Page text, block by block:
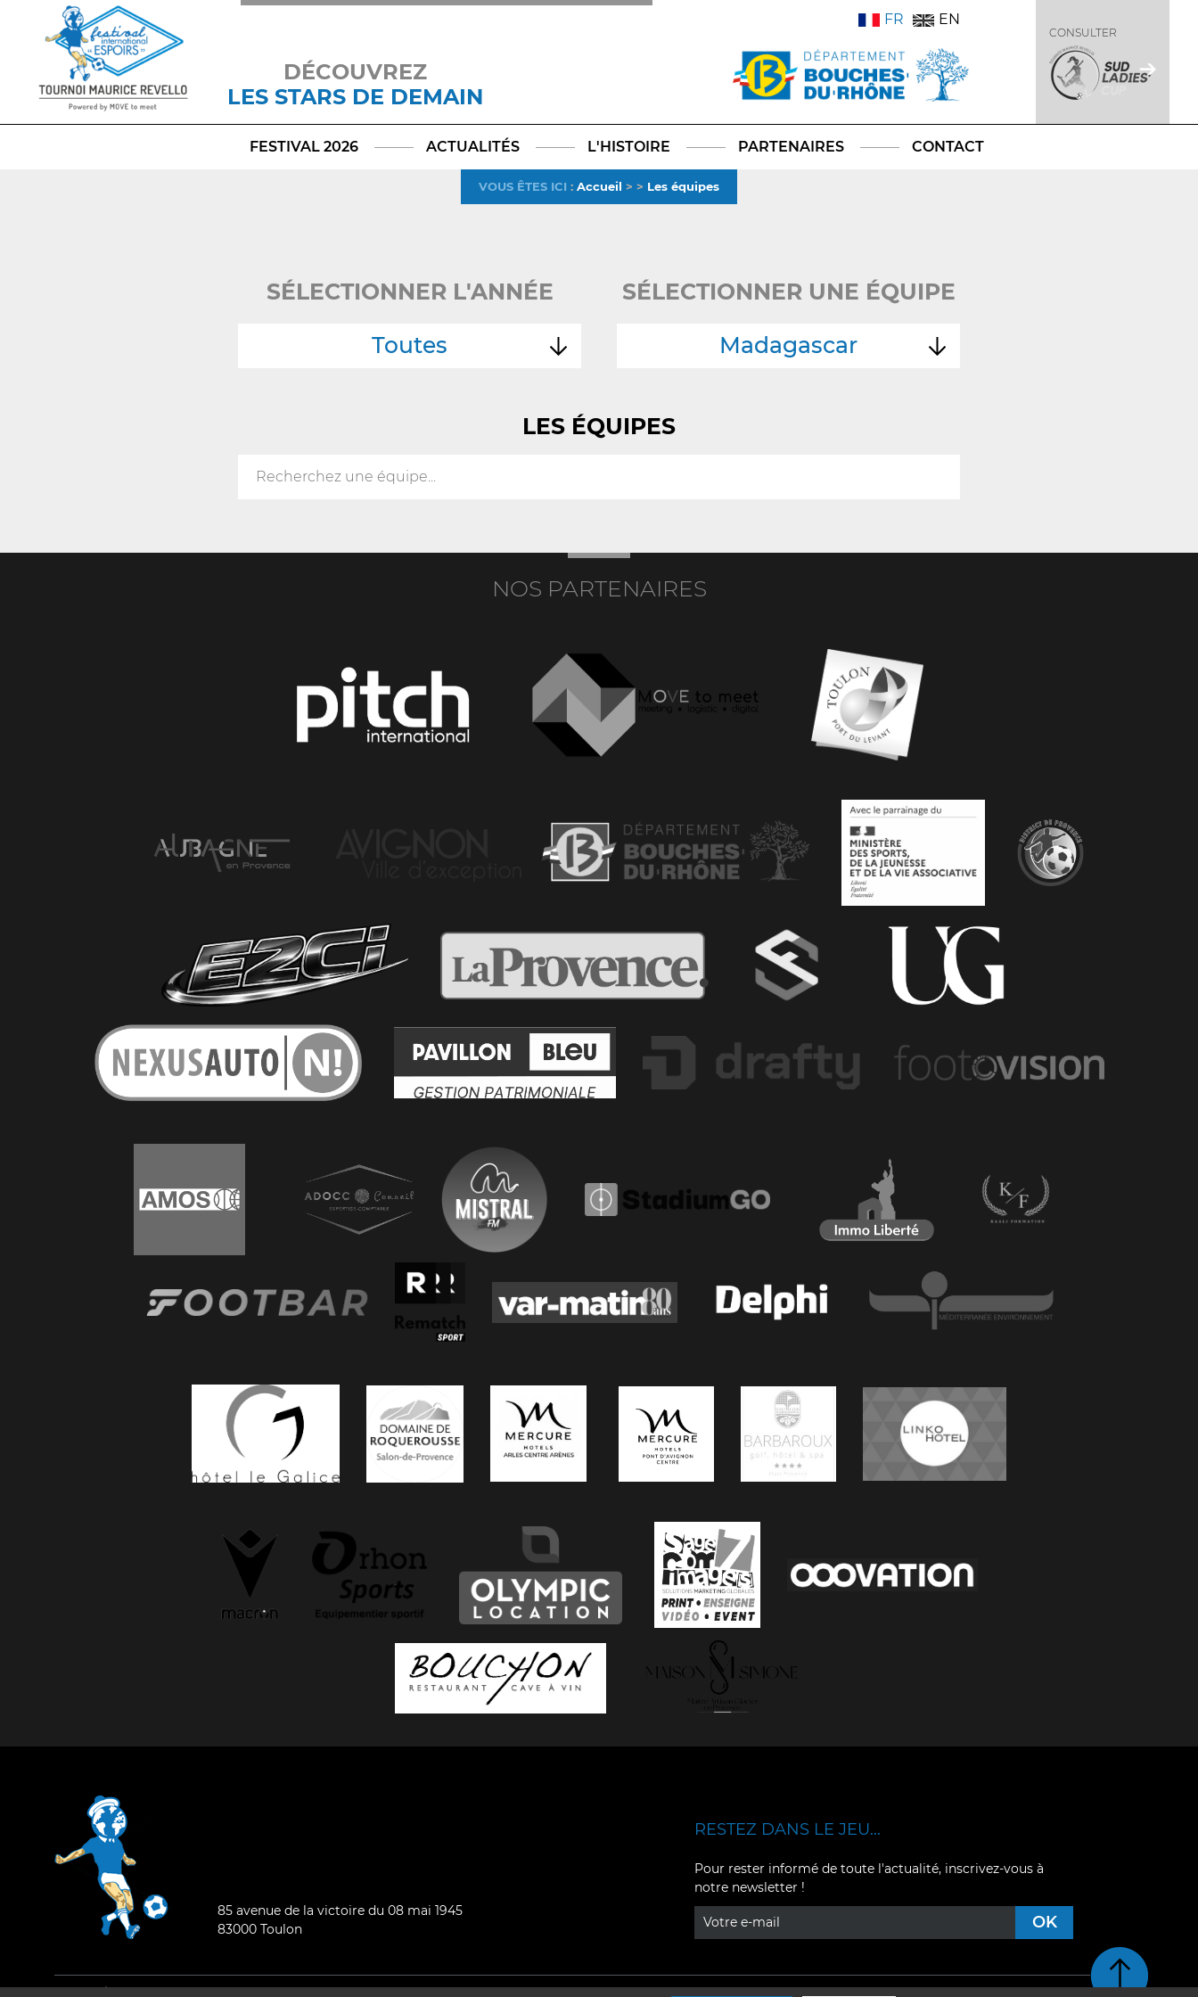
DÉCOUVREZ
LES STARS DE DEMAIN
TikTokLinkedIn
X
FR EN
CONSULTER
FESTIVAL 2026 ACTUALITÉS L'HISTOIRE PARTENAIRES CONTACT
VOUS ÊTES ICI : Accueil > > Les équipes
SÉLECTIONNER L'ANNÉE
Toutes
SÉLECTIONNER UNE ÉQUIPE
Madagascar
LES ÉQUIPES
NOS PARTENAIRES
85 avenue de la victoire du 08 mai 1945
83000 Toulon
YouTube
RESTEZ DANS LE JEU...
Pour rester informé de toute l'actualité, inscrivez-vous à
notre newsletter !
Mentions légales-Qui sommes-nous ?
Retour en haut de page